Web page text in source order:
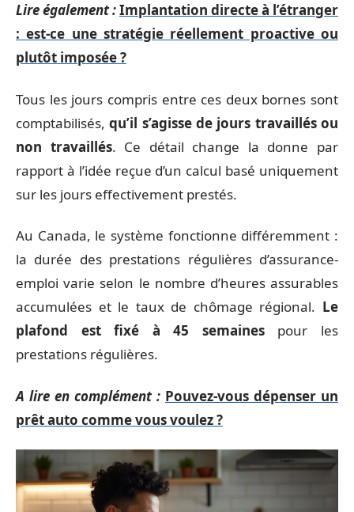
Lire également :Implantation directe à l’étranger
: est-ce une stratégie réellement proactive ou
plutôt imposée ?
Tous les jours compris entre ces deux bornes sont
comptabilisés,qu’il s’agisse de jours travaillés ou
non travaillés. Ce détail change la donne par
rapport à l’idée reçue d’un calcul basé uniquement
sur les jours effectivement prestés.
Au Canada, le système fonctionne différemment :
la durée des prestations régulières d’assurance-
emploi varie selon le nombre d’heures assurables
accumulées et le taux de chômage régional. Le
plafond est fixé à 45 semainespour les
prestations régulières.
A lire en complément : Pouvez-vous dépenser un
prêt auto comme vous voulez ?